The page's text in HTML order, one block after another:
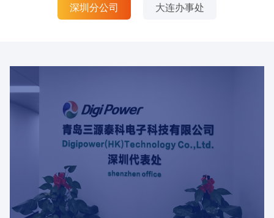
深圳分公司 大连办事处